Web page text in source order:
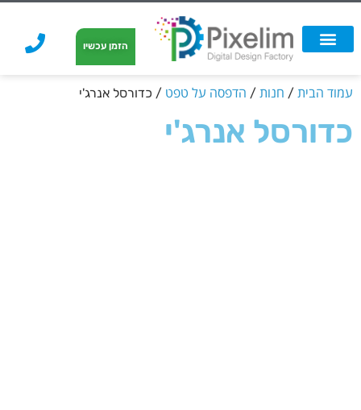
הזמן עכשיו
עמוד הבית / חנות / הדפסה על טפט / כדורסל אנרג'י
כדורסל אנרג'י